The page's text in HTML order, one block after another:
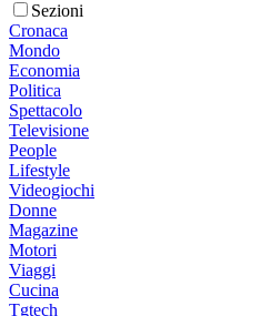
Sezioni
Cronaca
Mondo
Economia
Politica
Spettacolo
Televisione
People
Lifestyle
Videogiochi
Donne
Magazine
Motori
Viaggi
Cucina
Tgtech